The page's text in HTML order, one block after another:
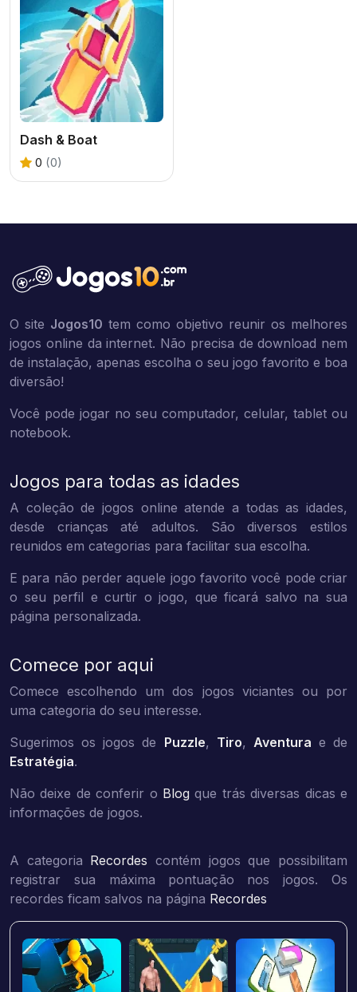
Dash & Boat
0 (0)
O site Jogos10 tem como objetivo reunir os melhores
jogos online da internet. Não precisa de download nem
de instalação, apenas escolha o seu jogo favorito e boa
diversão!
Você pode jogar no seu computador, celular, tablet ou
notebook.
Jogos para todas as idades
A coleção de jogos online atende a todas as idades,
desde crianças até adultos. São diversos estilos
reunidos em categorias para facilitar sua escolha.
E para não perder aquele jogo favorito você pode criar
o seu perfil e curtir o jogo, que ficará salvo na sua
página personalizada.
Comece por aqui
Comece escolhendo um dos jogos viciantes ou por
uma categoria do seu interesse.
Sugerimos os jogos de Puzzle, Tiro, Aventura e de
Estratégia.
Não deixe de conferir o Blog que trás diversas dicas e
informações de jogos.
A categoria Recordes contém jogos que possibilitam
registrar sua máxima pontuação nos jogos. Os
recordes ficam salvos na página Recordes